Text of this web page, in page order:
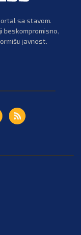
sa stavom.
beskompromisno,
javnost.